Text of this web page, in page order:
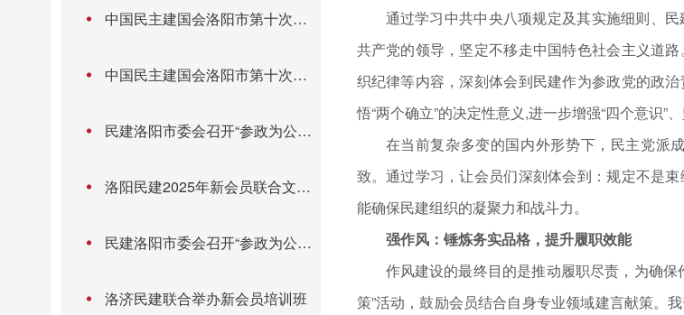
中国民主建国会洛阳市第十次代
中国民主建国会洛阳市第十次代
民建洛阳市委会召开“参政为公、
洛阳民建2025年新会员联合文化
民建洛阳市委会召开“参政为公、
洛济民建联合举办新会员培训班
通过学习中共中央八项规定及其实施细则、
共产党的领导，坚定不移走中国特色社会主义道
织纪律等内容，深刻体会到民建作为参政党的政
悟“两个确立”的决定性意义,进一步增强“四个意识”、
在当前复杂多变的国内外形势下，民主党派
致。通过学习，让会员们深刻体会到：规定不是
能确保民建组织的凝聚力和战斗力。
强作风：锤炼务实品格，提升履职效能
作风建设的最终目的是推动履职尽责，为确
策”活动，鼓励会员结合自身专业领域建言献策。